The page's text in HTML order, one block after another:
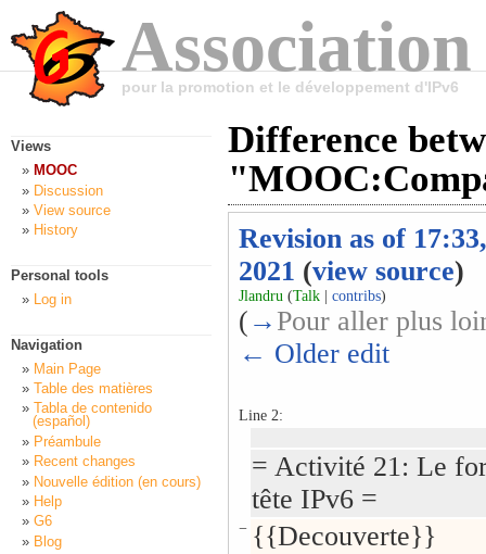
pour la promotion et le développement d'IPv6
Difference
Revision as of
2021 (view source)
Jlandru (Talk contribs)
( → Pour aller plus
← Older edit
Line 2:
= Activité 21: Le
tête IPv6 =
− {{Decouverte}}
Views
MOOC
Discussion
View source
History
Personal tools
Log in
Navigation
Main Page
Table des matières
Tabla de contenido
(español)
Préambule
Recent changes
Nouvelle édition (en cours)
Help
G6
Blog